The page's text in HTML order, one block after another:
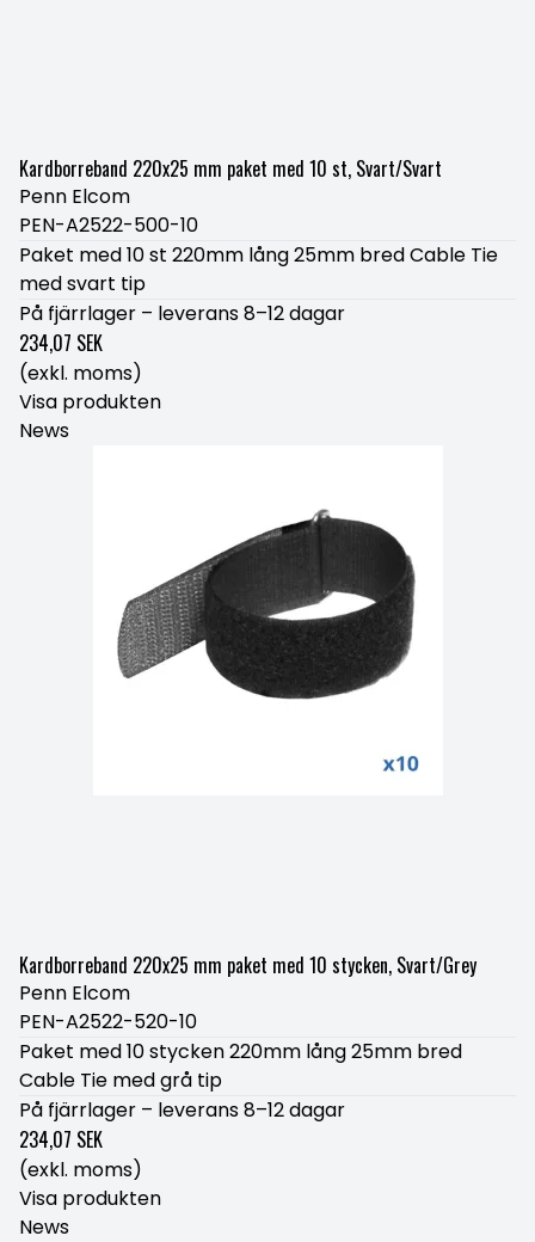
Kardborreband 220x25 mm paket med 10 st, Svart/Svart
Penn Elcom
PEN-A2522-500-10
Paket med 10 st 220mm lång 25mm bred Cable Tie
med svart tip
På fjärrlager – leverans 8–12 dagar
234,07 SEK
(exkl. moms)
Visa produkten
News
Kardborreband 220x25 mm paket med 10 stycken, Svart/Grey
Penn Elcom
PEN-A2522-520-10
Paket med 10 stycken 220mm lång 25mm bred
Cable Tie med grå tip
På fjärrlager – leverans 8–12 dagar
234,07 SEK
(exkl. moms)
Visa produkten
News